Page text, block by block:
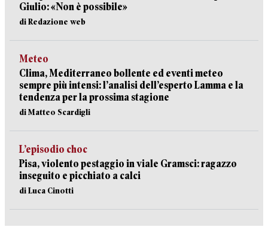
Giulio: «Non è possibile»
di Redazione web
Meteo
Clima, Mediterraneo bollente ed eventi meteo
sempre più intensi: l’analisi dell’esperto Lamma e la
tendenza per la prossima stagione
di Matteo Scardigli
L’episodio choc
Pisa, violento pestaggio in viale Gramsci: ragazzo
inseguito e picchiato a calci
di Luca Cinotti